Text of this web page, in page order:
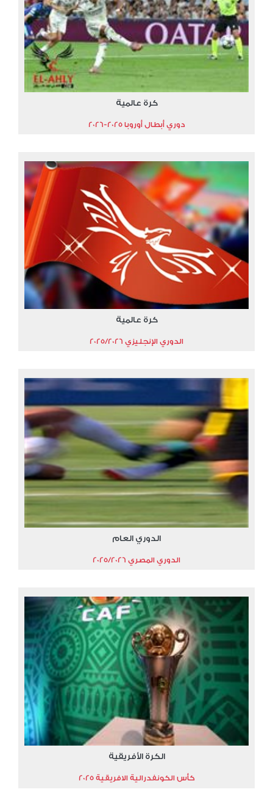
كرة عالمية
دوري أبطال أوروبا 2025-2026
كرة عالمية
الدوري الإنجليزي 2025/2026
الدوري العام
الدوري المصري 2025/2026
الكرة الأفريقية
كأس الكونفدرالية الافريقية 2025